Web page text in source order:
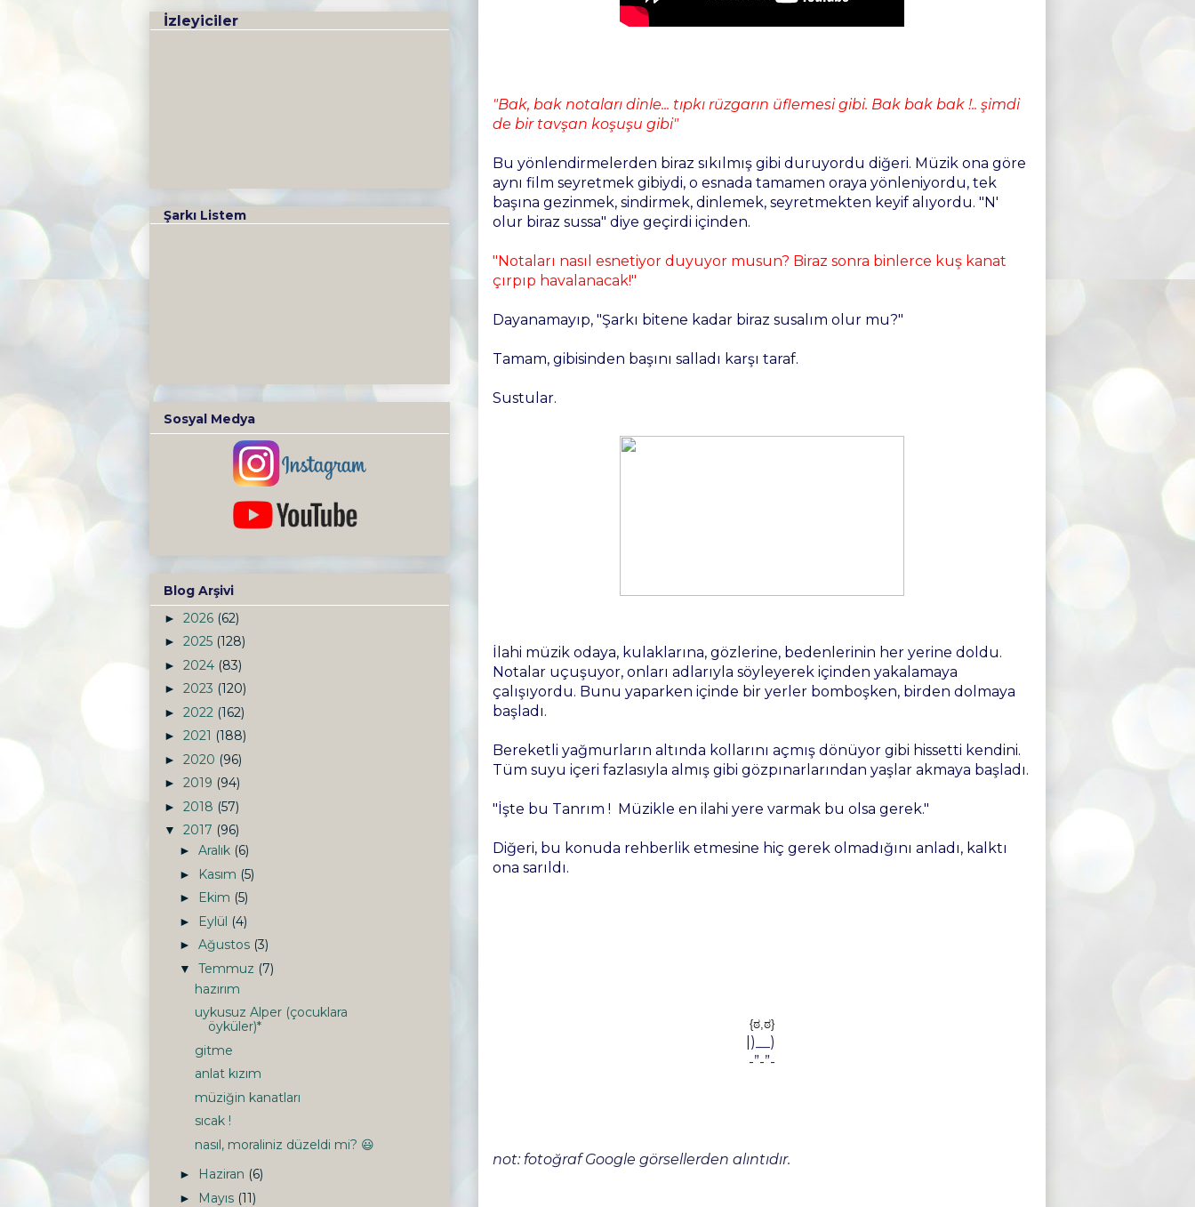
"Bak, bak notaları dinle... tıpkı rüzgarın üflemesi gibi. Bak bak bak !.. şimdi
de bir tavşan koşuşu gibi"
Bu yönlendirmelerden biraz sıkılmış gibi duruyordu diğeri. Müzik ona göre
aynı film seyretmek gibiydi, o esnada tamamen oraya yönleniyordu, tek
başına gezinmek, sindirmek, dinlemek, seyretmekten keyif alıyordu. "N'
olur biraz sussa" diye geçirdi içinden.
"Notaları nasıl esnetiyor duyuyor musun? Biraz sonra binlerce kuş kanat
çırpıp havalanacak!"
Dayanamayıp, "Şarkı bitene kadar biraz susalım olur mu?"
Tamam, gibisinden başını salladı karşı taraf.
Sustular.
İlahi müzik odaya, kulaklarına, gözlerine, bedenlerinin her yerine doldu.
Notalar uçuşuyor, onları adlarıyla söyleyerek içinden yakalamaya
çalışıyordu. Bunu yaparken içinde bir yerler bomboşken, birden dolmaya
başladı.
Bereketli yağmurların altında kollarını açmış dönüyor gibi hissetti kendini.
Tüm suyu içeri fazlasıyla almış gibi gözpınarlarından yaşlar akmaya başladı.
"İşte bu Tanrım ! Müzikle en ilahi yere varmak bu olsa gerek."
Diğeri, bu konuda rehberlik etmesine hiç gerek olmadığını anladı, kalktı
ona sarıldı.
{ಠ,ಠ}
|)__)
-”-”-
not: fotoğraf Google görsellerden alıntıdır.​
İzleyiciler
Şarkı Listem
Sosyal Medya
Blog Arşivi
► 2026 (62)
► 2025 (128)
► 2024 (83)
► 2023 (120)
► 2022 (162)
► 2021 (188)
► 2020 (96)
► 2019 (94)
► 2018 (57)
▼ 2017 (96)
► Aralık (6)
► Kasım (5)
► Ekim (5)
► Eylül (4)
► Ağustos (3)
▼ Temmuz (7)
hazırım
uykusuz Alper (çocuklara
öyküler)*
gitme
anlat kızım
müziğin kanatları
sıcak !
nasıl, moraliniz düzeldi mi? 😃
► Haziran (6)
► Mayıs (11)